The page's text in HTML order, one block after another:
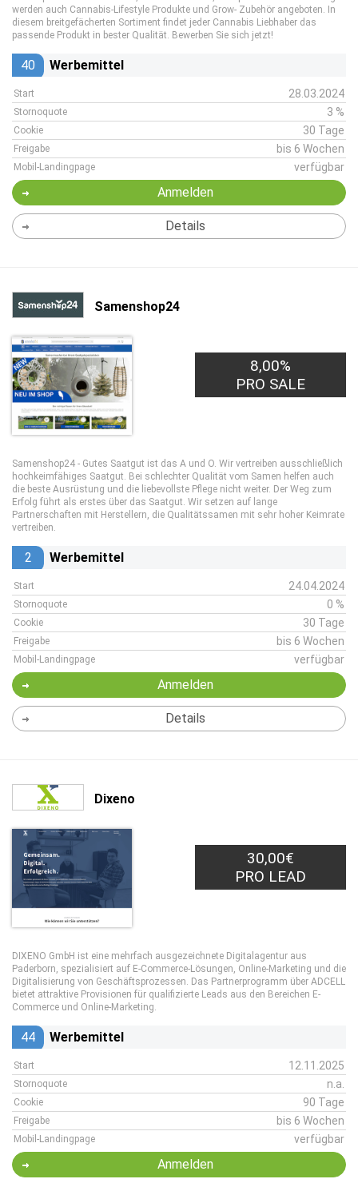
werden auch Cannabis-Lifestyle Produkte und Grow- Zubehör angeboten. In
diesem breitgefächerten Sortiment findet jeder Cannabis Liebhaber das
passende Produkt in bester Qualität. Bewerben Sie sich jetzt!
40 Werbemittel
Start 28.03.2024
Stornoquote 3 %
Cookie 30 Tage
Freigabe bis 6 Wochen
Mobil-Landingpage verfügbar
Anmelden
Details
Samenshop24
8,00%
PRO SALE
Samenshop24 - Gutes Saatgut ist das A und O. Wir vertreiben ausschließlich
hochkeimfähiges Saatgut. Bei schlechter Qualität vom Samen helfen auch
die beste Ausrüstung und die liebevollste Pflege nicht weiter. Der Weg zum
Erfolg führt als erstes über das Saatgut. Wir setzen auf lange
Partnerschaften mit Herstellern, die Qualitätssamen mit sehr hoher Keimrate
vertreiben.
2 Werbemittel
Start 24.04.2024
Stornoquote 0 %
Cookie 30 Tage
Freigabe bis 6 Wochen
Mobil-Landingpage verfügbar
Anmelden
Details
Dixeno
30,00€
PRO LEAD
DIXENO GmbH ist eine mehrfach ausgezeichnete Digitalagentur aus
Paderborn, spezialisiert auf E-Commerce-Lösungen, Online-Marketing und die
Digitalisierung von Geschäftsprozessen. Das Partnerprogramm über ADCELL
bietet attraktive Provisionen für qualifizierte Leads aus den Bereichen E-
Commerce und Online-Marketing.
44 Werbemittel
Start 12.11.2025
Stornoquote n.a.
Cookie 90 Tage
Freigabe bis 6 Wochen
Mobil-Landingpage verfügbar
Anmelden